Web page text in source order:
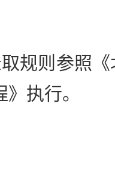
则参照《
执行。